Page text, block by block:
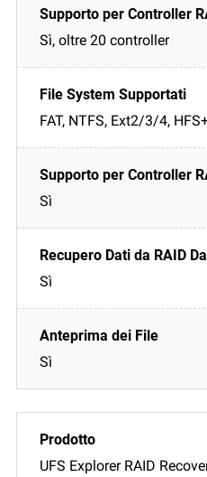
Sì, oltre 20 controller
FAT, NTFS, Ext2/3/4,
Sì
Sì
Sì
UFS Explorer RAID